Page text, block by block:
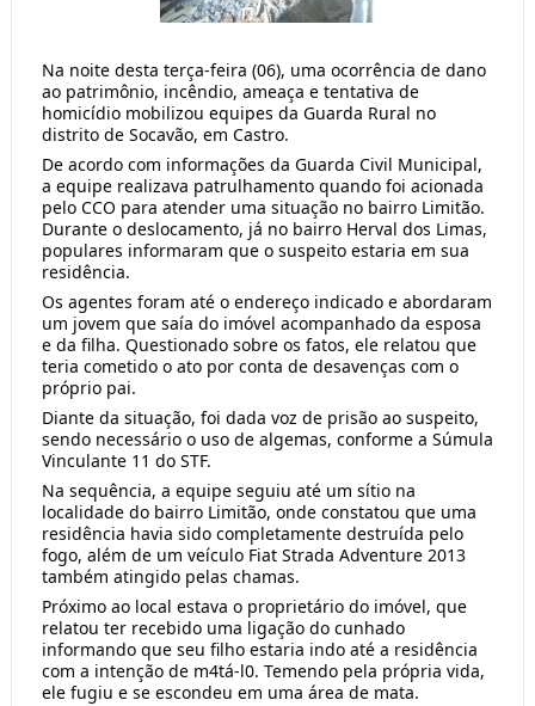
Na noite desta terça-feira (06), uma ocorrência de dano
ao patrimônio, incêndio, ameaça e tentativa de
homicídio mobilizou equipes da Guarda Rural no
distrito de Socavão, em Castro.
De acordo com informações da Guarda Civil Municipal,
a equipe realizava patrulhamento quando foi acionada
pelo CCO para atender uma situação no bairro Limitão.
Durante o deslocamento, já no bairro Herval dos Limas,
populares informaram que o suspeito estaria em sua
residência.
Os agentes foram até o endereço indicado e abordaram
um jovem que saía do imóvel acompanhado da esposa
e da filha. Questionado sobre os fatos, ele relatou que
teria cometido o ato por conta de desavenças com o
próprio pai.
Diante da situação, foi dada voz de prisão ao suspeito,
sendo necessário o uso de algemas, conforme a Súmula
Vinculante 11 do STF.
Na sequência, a equipe seguiu até um sítio na
localidade do bairro Limitão, onde constatou que uma
residência havia sido completamente destruída pelo
fogo, além de um veículo Fiat Strada Adventure 2013
também atingido pelas chamas.
Próximo ao local estava o proprietário do imóvel, que
relatou ter recebido uma ligação do cunhado
informando que seu filho estaria indo até a residência
com a intenção de m4tá-l0. Temendo pela própria vida,
ele fugiu e se escondeu em uma área de mata.